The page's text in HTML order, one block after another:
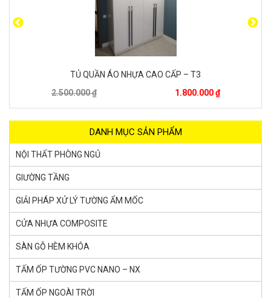
TỦ QUẦN ÁO NHỰA CAO CẤP – T3
2.500.000 ₫
1.800.000 ₫
DANH MỤC SẢN PHẨM
NỘI THẤT PHÒNG NGỦ
GIƯỜNG TẦNG
GIẢI PHÁP XỬ LÝ TƯỜNG ẨM MỐC
CỬA NHỰA COMPOSITE
SÀN GỖ HÈM KHÓA
TẤM ỐP TƯỜNG PVC NANO – NX
TẤM ỐP NGOÀI TRỜI